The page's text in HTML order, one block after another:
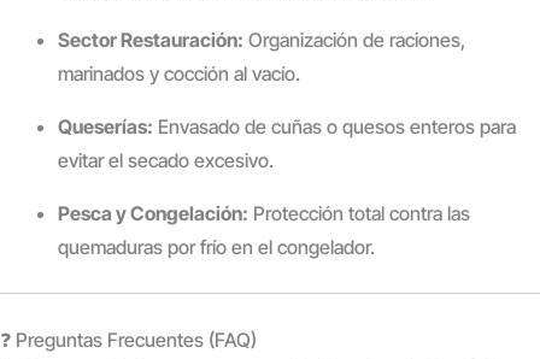
Sector Restauración: Organización de raciones,
marinados y cocción al vacío.
Queserías: Envasado de cuñas o quesos enteros para
evitar el secado excesivo.
Pesca y Congelación: Protección total contra las
quemaduras por frío en el congelador.
❓ Preguntas Frecuentes (FAQ)